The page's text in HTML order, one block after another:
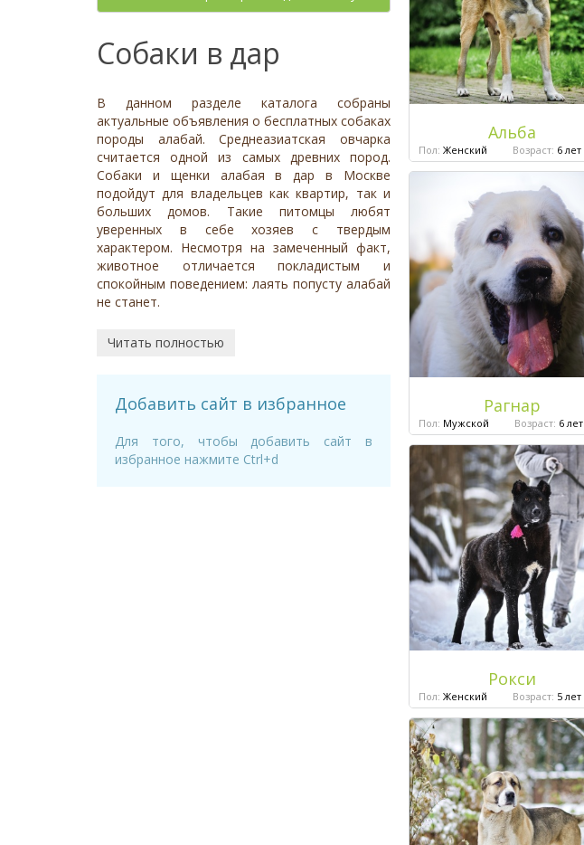
Средний Крупный
Тип
Семейная
Охотничья
Палевый
Серый
Дополнительные цвета
Черный
Белый
Серый
Коричневый
Палевый
Рыжий
Вес (кг)
0 3 6 13 19 26 32
0
Нет
Отношение к детям
Равнодушное
Отношение к кошкам
Доброжелательное
Равнодушное
Может проявить агрессию
Отношение к собакам
Доброжелательное
Равнодушное
Может проявить агрессию
- неважно -
Приучен к поводку
- неважно -
Дрессировка
Да
Нет
- неважно -
Необычный окрас
- неважно -
Отдаётся в
- не уточнено -
Собаки в дар
В данном разделе каталога собраны
актуальные объявления о бесплатных собаках
породы алабай. Среднеазиатская овчарка
считается одной из самых древних пород.
Собаки и щенки алабая в дар в Москве
подойдут для владельцев как квартир, так и
больших домов. Такие питомцы любят
уверенных в себе хозяев с твердым
характером. Несмотря на замеченный факт,
животное отличается покладистым и
спокойным поведением: лаять попусту алабай
не станет.
Читать полностью
Добавить сайт в избранное
Для того, чтобы добавить сайт в
избранное нажмите Ctrl+d
Альба
Пол: Женский Возраст: 6 лет
Рагнар
Пол: Мужской Возраст: 6 лет
Рокси
Пол: Женский Возраст: 5 лет